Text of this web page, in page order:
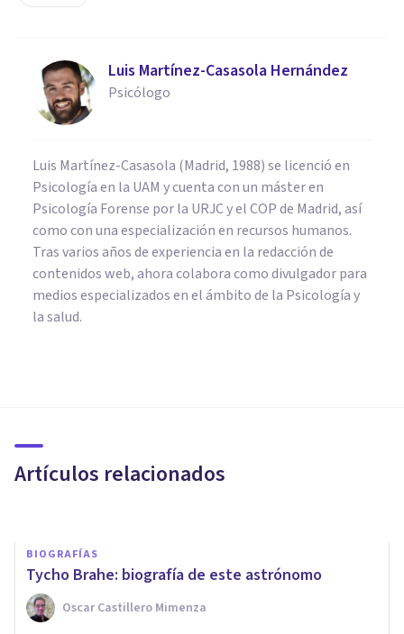
Luis Martínez-Casasola Hernández
Psicólogo
Luis Martínez-Casasola (Madrid, 1988) se licenció en
Psicología en la UAM y cuenta con un máster en
Psicología Forense por la URJC y el COP de Madrid, así
como con una especialización en recursos humanos.
Tras varios años de experiencia en la redacción de
contenidos web, ahora colabora como divulgador para
medios especializados en el ámbito de la Psicología y
la salud.
Artículos relacionados
obra de un psicólogo espiritual
BIOGRAFÍAS
Tycho Brahe: biografía de este astrónomo
Oscar Castillero Mimenza